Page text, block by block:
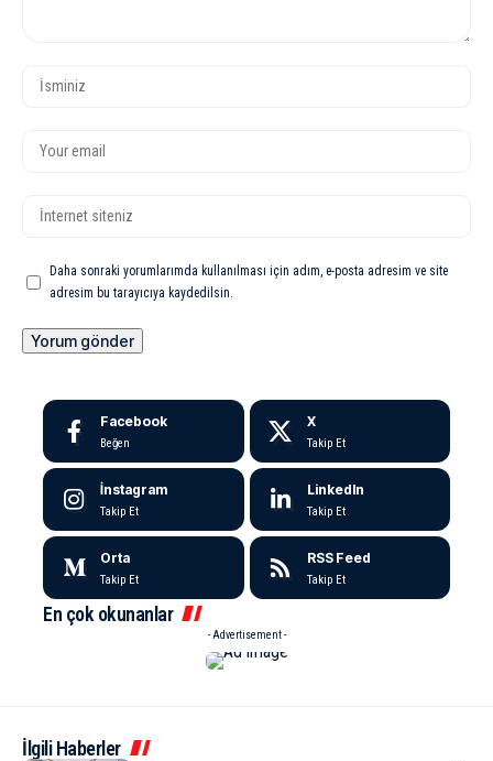
Daha sonraki yorumlarımda kullanılması için adım, e-posta adresim ve site
adresim bu tarayıcıya kaydedilsin.
Facebook
Beğen
X
Takip Et
İnstagram
Takip Et
LinkedIn
Takip Et
Orta
Takip Et
RSS Feed
Takip Et
En çok okunanlar
- Advertisement -
İlgili Haberler